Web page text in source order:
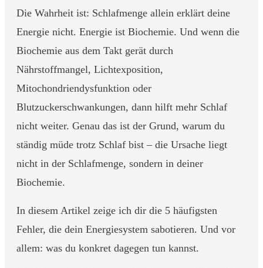
Die Wahrheit ist: Schlafmenge allein erklärt deine
Energie nicht. Energie ist Biochemie. Und wenn die
Biochemie aus dem Takt gerät durch
Nährstoffmangel, Lichtexposition,
Mitochondriendysfunktion oder
Blutzuckerschwankungen, dann hilft mehr Schlaf
nicht weiter. Genau das ist der Grund, warum du
ständig müde trotz Schlaf bist – die Ursache liegt
nicht in der Schlafmenge, sondern in deiner
Biochemie.
In diesem Artikel zeige ich dir die 5 häufigsten
Fehler, die dein Energiesystem sabotieren. Und vor
allem: was du konkret dagegen tun kannst.